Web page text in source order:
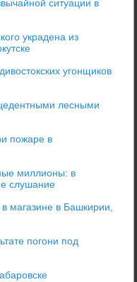
ситуации в
украдена из
угонщиков
лесными
пожаре в
миллионы: в
слушание
магазине в Башкирии,
погони под